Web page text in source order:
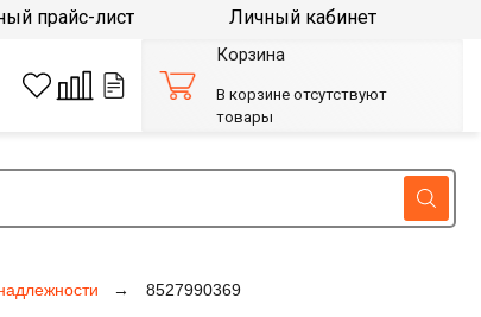
8527990369
прайс-лист Личный кабинет
Корзина
В корзине отсутствуют
товары